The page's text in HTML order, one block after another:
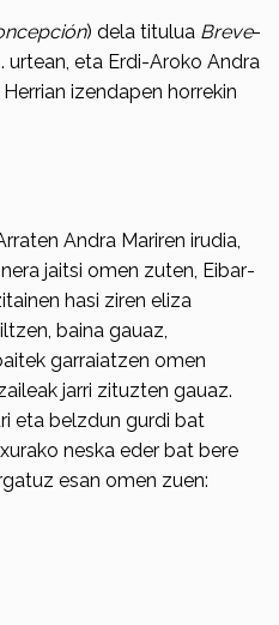
) dela titulua Breve-
urtean, eta Erdi-Aroko Andra
izendapen horrekin
Andra Mariren irudia,
jaitsi omen zuten, Eibar­
hasi ziren eliza
baina gauaz,
garraiatzen omen
jarri zituzten gauaz.
eta belzdun gurdi bat
neska eder bat bere
esan omen zuen: